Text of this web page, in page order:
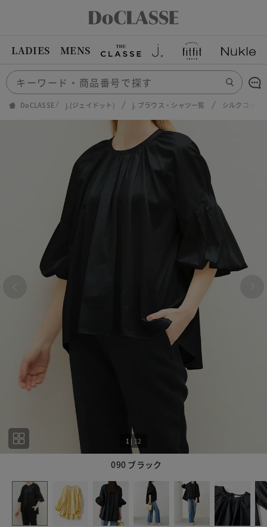
LADIES MENS
DoCLASSE j.(ジェイドット) j. ブラウス・シャツ一覧 シルクコット
090 ブラック
1 | 12
12